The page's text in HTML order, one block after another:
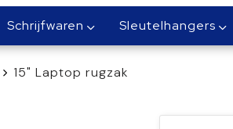
Schrijfwaren Sleutelhangers
15" Laptop rugzak